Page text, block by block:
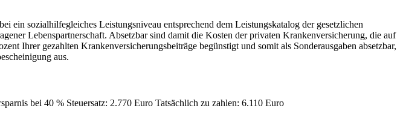
ein sozialhilfegleiches Leistungsniveau entsprechend dem Leistungskatalog der gesetzlichen
Lebenspartnerschaft. Absetzbar sind damit die Kosten der privaten Krankenversicherung, die auf
Ihrer gezahlten Krankenversicherungsbeiträge begünstigt und somit als Sonderausgaben absetzbar,
aus.
bei 40 % Steuersatz: 2.770 Euro Tatsächlich zu zahlen: 6.110 Euro